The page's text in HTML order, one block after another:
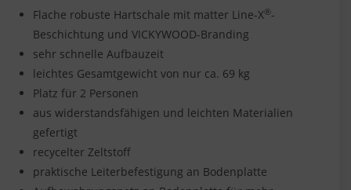
Flache robuste Hartschale mit matter Line-X®-
Beschichtung und VICKYWOOD-Branding
sehr schnelle Aufbauzeit
leichtes Gesamtgewicht von nur ca. 69 kg
Platz für 2 Personen
aus widerstandsfähigen und leichten Materialien
gefertigt
recycelter Zeltstoff
praktische Leiterbefestigung an Bodenplatte